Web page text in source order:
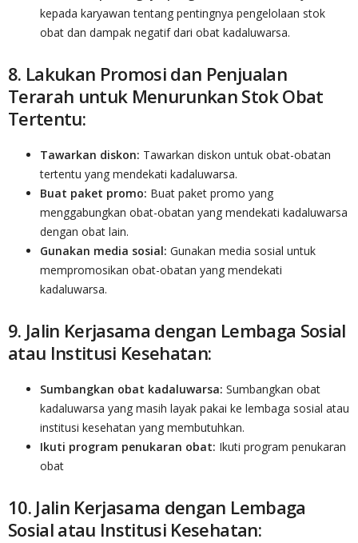
kepada karyawan tentang pentingnya pengelolaan stok
obat dan dampak negatif dari obat kadaluwarsa.
8. Lakukan Promosi dan Penjualan
Terarah untuk Menurunkan Stok Obat
Tertentu:
Tawarkan diskon: Tawarkan diskon untuk obat-obatan
tertentu yang mendekati kadaluwarsa.
Buat paket promo: Buat paket promo yang
menggabungkan obat-obatan yang mendekati kadaluwarsa
dengan obat lain.
Gunakan media sosial: Gunakan media sosial untuk
mempromosikan obat-obatan yang mendekati
kadaluwarsa.
9. Jalin Kerjasama dengan Lembaga Sosial
atau Institusi Kesehatan:
Sumbangkan obat kadaluwarsa: Sumbangkan obat
kadaluwarsa yang masih layak pakai ke lembaga sosial atau
institusi kesehatan yang membutuhkan.
Ikuti program penukaran obat: Ikuti program penukaran
obat
10. Jalin Kerjasama dengan Lembaga
Sosial atau Institusi Kesehatan: